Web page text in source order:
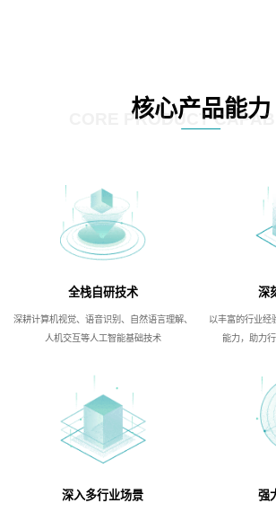
核心产品能力
CORE PRODUCT
全栈自研技术
深耕计算机视觉、语音识别、自然语言理解、
人机交互等人工智能基础技术
深
以丰富的行业经
能力，助力
深入多行业场景 强